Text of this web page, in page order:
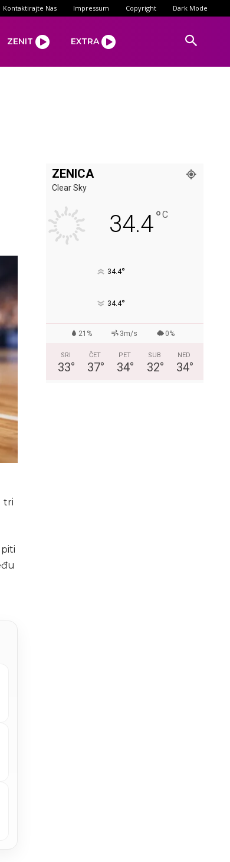
Kontaktirajte Nas Impressum Copyright Dark Mode
ZENIT EXTRA
tri
ZENICA
Clear Sky
34.4°C
34.4°
34.4°
21% 3m/s 0%
SRI
33°
ČET
37°
PET
34°
SUB
32°
NED
34°